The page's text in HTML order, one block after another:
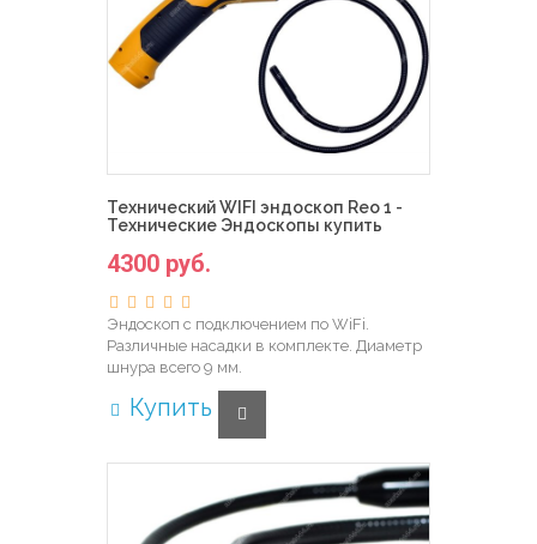
Технический WIFI эндоскоп Reo 1 -
Технические Эндоскопы купить
4300 руб.
Эндоскоп с подключением по WiFi.
Различные насадки в комплекте. Диаметр
шнура всего 9 мм.
Купить